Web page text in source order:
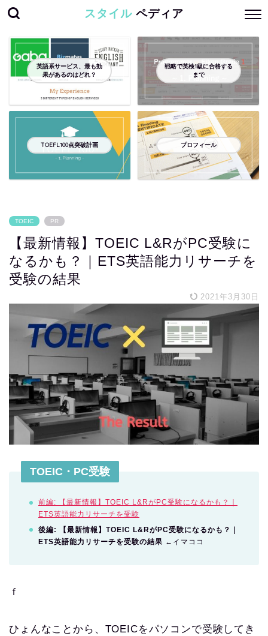
スタイル ペディア
英語系サービス、最も効
果があるのはどれ？
戦略で英検1級に合格する
まで
TOEFL100点突破計画 プロフィール
TOEIC PR
【最新情報】TOEIC L&RがPC受験に
なるかも？｜ETS英語能力リサーチを
受験の結果
2021年3月30日
TOEIC・PC受験
前編: 【最新情報】TOEIC L&RがPC受験になるかも？｜
ETS英語能力リサーチを受験
後編: 【最新情報】TOEIC L&RがPC受験になるかも？｜
ETS英語能力リサーチを受験の結果 ←イマココ
ｆ
ひょんなことから、TOEICをパソコンで受験してき